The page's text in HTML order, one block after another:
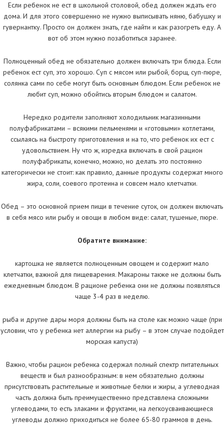
Если ребенок не ест в школьной столовой, обед должен ждать его
дома. И для этого совершенно не нужно выписывать няню, бабушку и
гувернантку. Просто он должен знать, где найти и как разогреть еду. А
вот об этом нужно позаботиться заранее.
Полноценный обед не обязательно должен включать три блюда. Если
ребенок ест суп, это хорошо. Суп с мясом или рыбой, борщ, суп-пюре,
солянка сами по себе могут быть основным блюдом. Если ребенок не
любит суп, можно обойтись вторым блюдом и салатом.
Нередко родители заполняют холодильник магазинными
полуфабрикатами – всякими пельменями и «готовыми» котлетами,
ссылаясь на быстроту приготовления и на то, что ребенок их ест с
удовольствием. Ну что ж, изредка включать в свой рацион
полуфабрикаты, конечно, можно, но делать это постоянно
категорически не стоит: как правило, данные продукты содержат много
жира, соли, соевого протеина и совсем мало клетчатки.
Обед – это основной прием пищи в течение суток, он должен включать
в себя мясо или рыбу и овощи в любом виде: салат, тушеные, пюре.
Обратите внимание:
картошка не является полноценным овощем и содержит мало
клетчатки, важной для пищеварения. Макароны также не должны быть
ежедневным блюдом. В рационе ребенка они не должны появляться
чаще 3-4 раз в неделю.
рыба и другие дары моря должны быть на столе как можно чаще (при
условии, что у ребенка нет аллергии на рыбу – в этом случае подойдет
морская капуста)
Важно, чтобы рацион ребенка содержал полный спектр питательных
веществ и был разнообразным: в нем обязательно должны
присутствовать растительные и животные белки и жиры, а углеводная
часть должна быть преимущественно представлена сложными
углеводами, то есть злаками и фруктами, на легкоусваивающиеся
углеводы должно приходиться не более 65-80 граммов в день.